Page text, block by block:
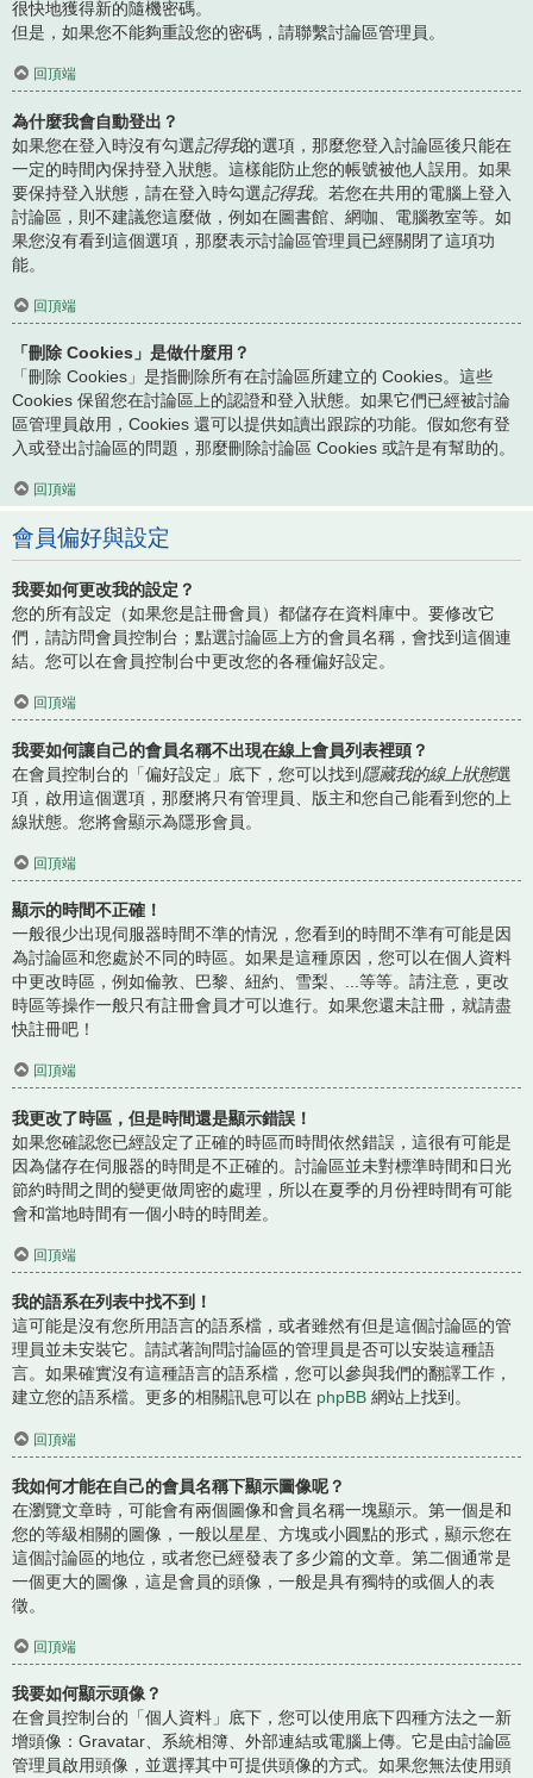
很快地獲得新的隨機密碼。
但是，如果您不能夠重設您的密碼，請聯繫討論區管理員。
回頂端
為什麼我會自動登出？
如果您在登入時沒有勾選記得我的選項，那麼您登入討論區後只能在
一定的時間內保持登入狀態。這樣能防止您的帳號被他人誤用。如果
要保持登入狀態，請在登入時勾選記得我。若您在共用的電腦上登入
討論區，則不建議您這麼做，例如在圖書館、網咖、電腦教室等。如
果您沒有看到這個選項，那麼表示討論區管理員已經關閉了這項功
能。
回頂端
「刪除 Cookies」是做什麼用？
「刪除 Cookies」是指刪除所有在討論區所建立的 Cookies。這些
Cookies 保留您在討論區上的認證和登入狀態。如果它們已經被討論
區管理員啟用，Cookies 還可以提供如讀出跟踪的功能。假如您有登
入或登出討論區的問題，那麼刪除討論區 Cookies 或許是有幫助的。
回頂端
會員偏好與設定
我要如何更改我的設定？
您的所有設定（如果您是註冊會員）都儲存在資料庫中。要修改它
們，請訪問會員控制台；點選討論區上方的會員名稱，會找到這個連
結。您可以在會員控制台中更改您的各種偏好設定。
回頂端
我要如何讓自己的會員名稱不出現在線上會員列表裡頭？
在會員控制台的「偏好設定」底下，您可以找到隱藏我的線上狀態選
項，啟用這個選項，那麼將只有管理員、版主和您自己能看到您的上
線狀態。您將會顯示為隱形會員。
回頂端
顯示的時間不正確！
一般很少出現伺服器時間不準的情況，您看到的時間不準有可能是因
為討論區和您處於不同的時區。如果是這種原因，您可以在個人資料
中更改時區，例如倫敦、巴黎、紐約、雪梨、...等等。請注意，更改
時區等操作一般只有註冊會員才可以進行。如果您還未註冊，就請盡
快註冊吧！
回頂端
我更改了時區，但是時間還是顯示錯誤！
如果您確認您已經設定了正確的時區而時間依然錯誤，這很有可能是
因為儲存在伺服器的時間是不正確的。討論區並未對標準時間和日光
節約時間之間的變更做周密的處理，所以在夏季的月份裡時間有可能
會和當地時間有一個小時的時間差。
回頂端
我的語系在列表中找不到！
這可能是沒有您所用語言的語系檔，或者雖然有但是這個討論區的管
理員並未安裝它。請試著詢問討論區的管理員是否可以安裝這種語
言。如果確實沒有這種語言的語系檔，您可以參與我們的翻譯工作，
建立您的語系檔。更多的相關訊息可以在 phpBB 網站上找到。
回頂端
我如何才能在自己的會員名稱下顯示圖像呢？
在瀏覽文章時，可能會有兩個圖像和會員名稱一塊顯示。第一個是和
您的等級相關的圖像，一般以星星、方塊或小圓點的形式，顯示您在
這個討論區的地位，或者您已經發表了多少篇的文章。第二個通常是
一個更大的圖像，這是會員的頭像，一般是具有獨特的或個人的表
徵。
回頂端
我要如何顯示頭像？
在會員控制台的「個人資料」底下，您可以使用底下四種方法之一新
增頭像：Gravatar、系統相簿、外部連結或電腦上傳。它是由討論區
管理員啟用頭像，並選擇其中可提供頭像的方式。如果您無法使用頭